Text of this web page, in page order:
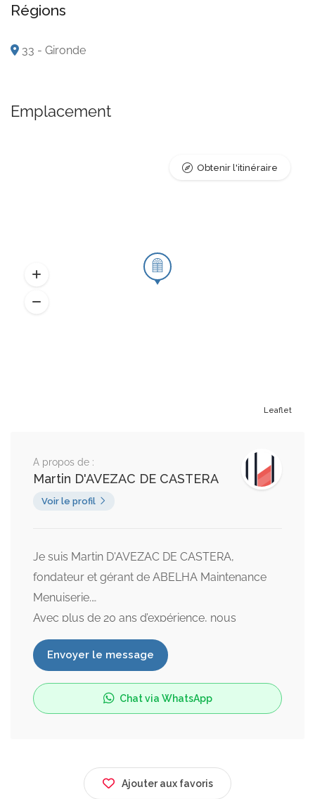
Régions
33 - Gironde
Emplacement
Leaflet
Obtenir l'itinéraire
A propos de :
Martin D'AVEZAC DE CASTERA
Voir le profil
Je suis Martin D'AVEZAC DE CASTERA,
fondateur et gérant de ABELHA Maintenance
Menuiserie.
Avec plus de 20 ans d’expérience, nous
sommes spécialistes en menuiserie auprès des
particuliers et professionnels. Nous privilégions
pour redonner vie à vos menuiseries et vitrages
Envoyer le message
Chat via WhatsApp
Ajouter aux favoris